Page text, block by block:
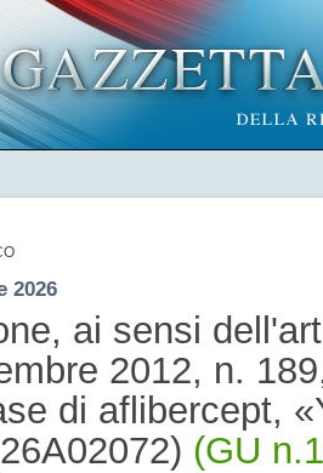
2026
ai sensi
2012, n.
di aflibercept,
(GU